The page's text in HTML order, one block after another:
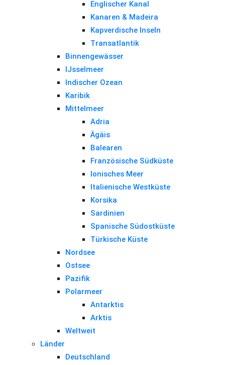
Englischer Kanal
Kanaren & Madeira
Kapverdische Inseln
Transatlantik
Binnengewässer
IJsselmeer
Indischer Ozean
Karibik
Mittelmeer
Adria
Ägäis
Balearen
Französische Südküste
Ionisches Meer
Italienische Westküste
Korsika
Sardinien
Spanische Südostküste
Türkische Küste
Nordsee
Ostsee
Pazifik
Polarmeer
Antarktis
Arktis
Weltweit
Länder
Deutschland